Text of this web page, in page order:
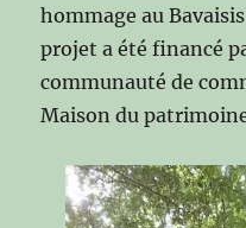
hommage au
projet a été financé
communauté de
Maison du